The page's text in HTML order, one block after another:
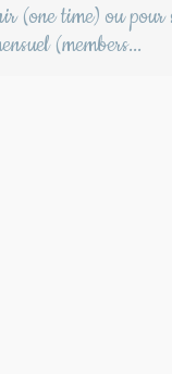
(one time) ou pour
(members...